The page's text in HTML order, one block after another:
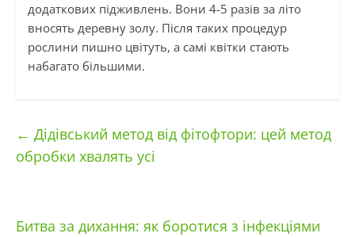
додаткових підживлень. Вони 4-5 разів за літо
вносять деревну золу. Після таких процедур
рослини пишно цвітуть, а самі квітки стають
набагато більшими.
← Дідівський метод від фітофтори: цей метод
обробки хвалять усі
Битва за дихання: як боротися з інфекціями